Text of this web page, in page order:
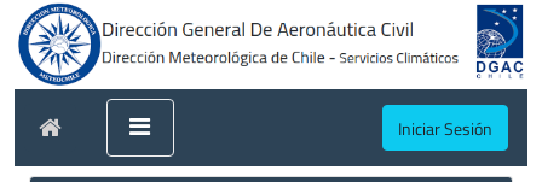
Iniciar Sesión